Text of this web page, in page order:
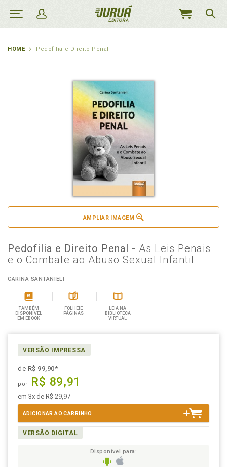
MEU
HOME Pedofilia e Direito Penal
AMPLIAR IMAGEM
Pedofilia e Direito Penal - As Leis Penais
e o Combate ao Abuso Sexual Infantil
CARINA SANTANIELI
TAMBÉM
DISPONÍVEL
EM EBOOK
FOLHEIE
PÁGINAS
LEIA NA
BIBLIOTECA
VIRTUAL
VERSÃO IMPRESSA
deR$ 99,90*
por R$ 89,91
em 3x de R$ 29,97
ADICIONAR AO CARRINHO
VERSÃO DIGITAL
Disponível para: